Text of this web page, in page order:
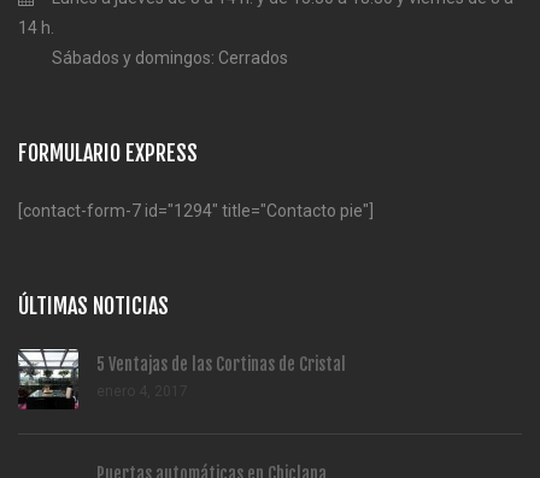
14 h.
Sábados y domingos: Cerrados
FORMULARIO EXPRESS
[contact-form-7 id="1294" title="Contacto pie"]
ÚLTIMAS NOTICIAS
5 Ventajas de las Cortinas de Cristal
Puertas automáticas en Chiclana